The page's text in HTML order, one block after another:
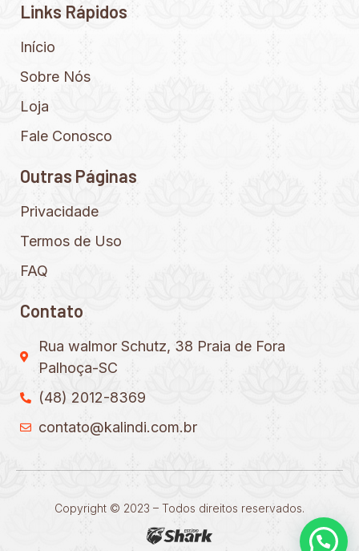
Links Rápidos
Início
Sobre Nós
Loja
Fale Conosco
Outras Páginas
Privacidade
Termos de Uso
FAQ
Contato
Rua walmor Schutz, 38 Praia de Fora
Palhoça-SC
(48) 2012-8369
contato@kalindi.com.br
Copyright © 2023 – Todos direitos reservados.